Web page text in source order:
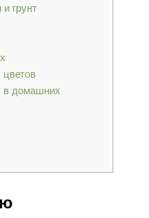
грунт
в домашних